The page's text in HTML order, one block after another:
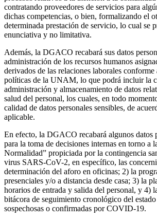
contratando proveedores de servicios para
dichas competencias, o bien, formalizando el
determinada prestación de servicio, lo cual se
enunciativa y no limitativa.
Además, la DGACO recabará sus datos
administración de los recursos humanos
derivados de las relaciones laborales conforme
políticas de la UNAM, lo que podrá incluir la
administración y almacenamiento de datos
salud del personal, los cuales, en todo
calidad de datos personales sensibles, de
aplicable.
En efecto, la DGACO recabará algunos datos
para la toma de decisiones internas en torno a
Normalidad” propiciada por la contingencia
virus SARS-CoV-2, en específico, las
determinación del aforo en oficinas; 2) la
presenciales y/o a distancia desde casa; 3) la
horarios de entrada y salida del personal, y 4)
bitácora de seguimiento cronológico del estado
sospechosas o confirmadas por COVID-19.